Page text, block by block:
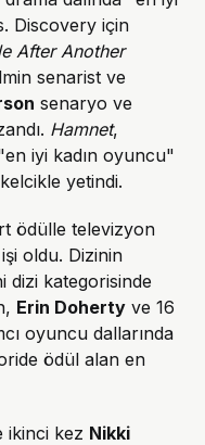
Discovery için
After Another
senarist ve
senaryo ve
Hamnet,
iyi kadın oyuncu"
yetindi.
ödülle televizyon
oldu. Dizinin
dizi kategorisinde
Erin Doherty ve 16
oyuncu dallarında
ödül alan en
ikinci kez Nikki